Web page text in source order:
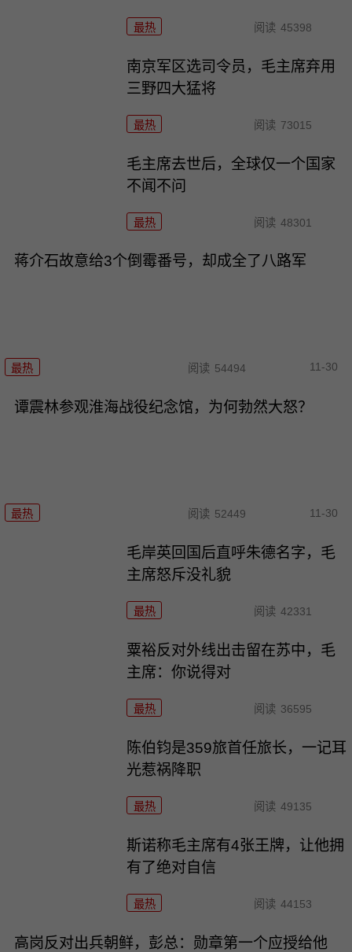
最热 阅读 45398
南京军区选司令员，毛主席弃用
三野四大猛将
最热 阅读 73015
毛主席去世后，全球仅一个国家
不闻不问
最热 阅读 48301
蒋介石故意给3个倒霉番号，却成全了八路军
最热 阅读 54494 11-30
谭震林参观淮海战役纪念馆，为何勃然大怒？
最热 阅读 52449 11-30
毛岸英回国后直呼朱德名字，毛
主席怒斥没礼貌
最热 阅读 42331
粟裕反对外线出击留在苏中，毛
主席：你说得对
最热 阅读 36595
陈伯钧是359旅首任旅长，一记耳
光惹祸降职
最热 阅读 49135
斯诺称毛主席有4张王牌，让他拥
有了绝对自信
最热 阅读 44153
高岗反对出兵朝鲜，彭总：勋章第一个应授给他